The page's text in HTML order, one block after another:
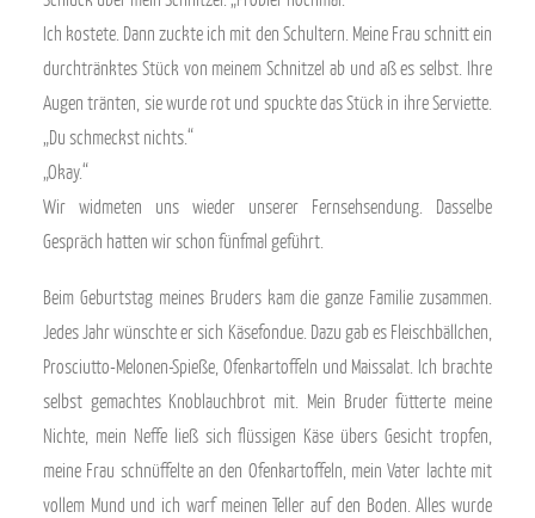
Ich kostete. Dann zuckte ich mit den Schultern. Meine Frau schnitt ein
durchtränktes Stück von meinem Schnitzel ab und aß es selbst. Ihre
Augen tränten, sie wurde rot und spuckte das Stück in ihre Serviette.
„Du schmeckst nichts.“
„Okay.“
Wir widmeten uns wieder unserer Fernsehsendung. Dasselbe
Gespräch hatten wir schon fünfmal geführt.
Beim Geburtstag meines Bruders kam die ganze Familie zusammen.
Jedes Jahr wünschte er sich Käsefondue. Dazu gab es Fleischbällchen,
Prosciutto-Melonen-Spieße, Ofenkartoffeln und Maissalat. Ich brachte
selbst gemachtes Knoblauchbrot mit. Mein Bruder fütterte meine
Nichte, mein Neffe ließ sich flüssigen Käse übers Gesicht tropfen,
meine Frau schnüffelte an den Ofenkartoffeln, mein Vater lachte mit
vollem Mund und ich warf meinen Teller auf den Boden. Alles wurde